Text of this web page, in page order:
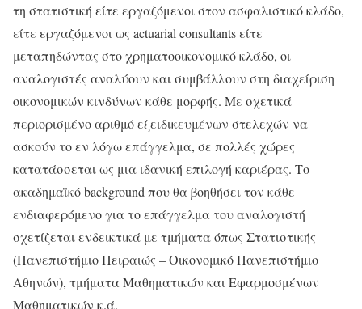
τη στατιστική είτε εργαζόμενοι στον ασφαλιστικό κλάδο,
είτε εργαζόμενοι ως actuarial consultants είτε
μεταπηδώντας στο χρηματοοικονομικό κλάδο, οι
αναλογιστές αναλύουν και συμβάλλουν στη διαχείριση
οικονομικών κινδύνων κάθε μορφής. Με σχετικά
περιορισμένο αριθμό εξειδικευμένων στελεχών να
ασκούν το εν λόγω επάγγελμα, σε πολλές χώρες
κατατάσσεται ως μια ιδανική επιλογή καριέρας. Το
ακαδημαϊκό background που θα βοηθήσει τον κάθε
ενδιαφερόμενο για το επάγγελμα του αναλογιστή
σχετίζεται ενδεικτικά με τμήματα όπως Στατιστικής
(Πανεπιστήμιο Πειραιώς – Οικονομικό Πανεπιστήμιο
Αθηνών), τμήματα Μαθηματικών και Εφαρμοσμένων
Μαθηματικών κ.ά.